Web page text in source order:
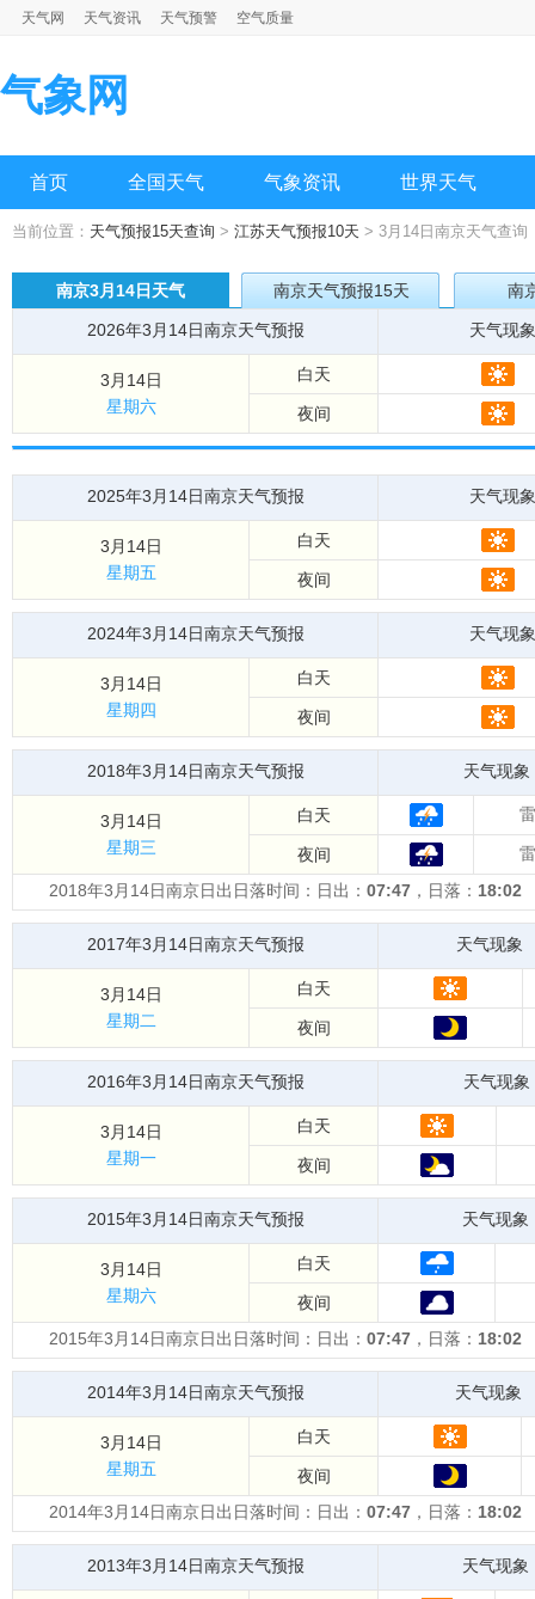
天气网 天气资讯 天气预警 空气质量
气象网
首页 全国天气 气象资讯 世界天气
当前位置： 天气预报15天查询 > 江苏天气预报10天 > 3月14日南京天气查询
南京3月14日天气 南京天气预报15天 南
2026年3月14日南京天气预报 天气现象
3月14日
星期六
白天
夜间
2025年3月14日南京天气预报 天气现象
3月14日
星期五
白天
夜间
2024年3月14日南京天气预报 天气现象
3月14日
星期四
白天
夜间
2018年3月14日南京天气预报 天气现象
3月14日
星期三
白天
夜间
2018年3月14日南京日出日落时间：日出： 07:47 ，日落： 18:02
2017年3月14日南京天气预报 天气现象
3月14日
星期二
白天
夜间
2016年3月14日南京天气预报 天气现象
3月14日
星期一
白天
夜间
2015年3月14日南京天气预报 天气现象
3月14日
星期六
白天
夜间
2015年3月14日南京日出日落时间：日出： 07:47 ，日落： 18:02
2014年3月14日南京天气预报 天气现象
3月14日
星期五
白天
夜间
2014年3月14日南京日出日落时间：日出： 07:47 ，日落： 18:02
2013年3月14日南京天气预报 天气现象